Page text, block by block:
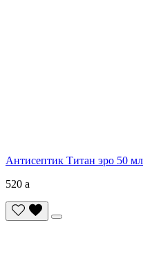
Антисептик Титан эро 50 мл
520 a